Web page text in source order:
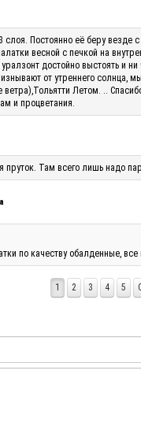
слоя. Постоянно её беру
весной с печкой на
достойно выстоять и
от утреннего солнца,
ветра),Тольятти Летом. ..
и процветания.
пруток. Там всего лишь надо
по качеству обалденные,
1 2 3 4 5